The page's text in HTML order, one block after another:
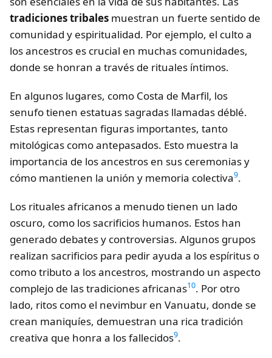
tradiciones tribales muestran un fuerte sentido de
comunidad y espiritualidad. Por ejemplo, el culto a
los ancestros es crucial en muchas comunidades,
donde se honran a través de rituales íntimos.
En algunos lugares, como Costa de Marfil, los
senufo tienen estatuas sagradas llamadas déblé.
Estas representan figuras importantes, tanto
mitológicas como antepasados. Esto muestra la
importancia de los ancestros en sus ceremonias y
cómo mantienen la unión y memoria colectiva9.
Los rituales africanos a menudo tienen un lado
oscuro, como los sacrificios humanos. Estos han
generado debates y controversias. Algunos grupos
realizan sacrificios para pedir ayuda a los espíritus o
como tributo a los ancestros, mostrando un aspecto
complejo de las tradiciones africanas10. Por otro
lado, ritos como el nevimbur en Vanuatu, donde se
crean maniquíes, demuestran una rica tradición
creativa que honra a los fallecidos9.